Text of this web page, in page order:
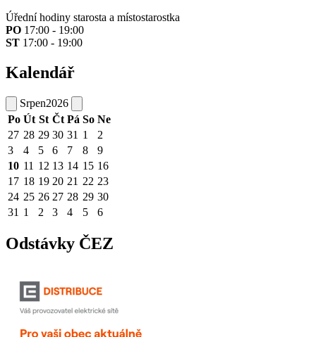
Úřední hodiny starosta a místostarostka
PO 17:00 - 19:00
ST 17:00 - 19:00
Kalendář
Srpen2026
Po Út St Čt Pá So Ne
27 28 29 30 31 1
2
3
4 5 6 7 8
9
10 11 12 13 14 15 16
17 18 19 20 21 22 23
24 25 26 27 28 29 30
31 1 2 3 4 5 6
Odstávky ČEZ